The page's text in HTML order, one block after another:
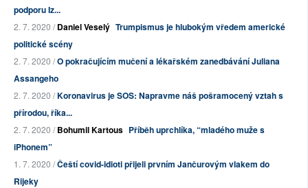
podporu Iz...
2. 7. 2020 /Daniel Veselý Trumpismus je hlubokým vředem americké
politické scény
2. 7. 2020 /O pokračujícím mučení a lékařském zanedbávání Juliana
Assangeho
2. 7. 2020 /Koronavirus je SOS: Napravme náš pošramocený vztah s
přírodou, říka...
2. 7. 2020 /Bohumil Kartous Příběh uprchlíka, “mladého muže s
iPhonem”
1. 7. 2020 /Čeští covid-idioti přijeli prvním Jančurovým vlakem do
Rijeky